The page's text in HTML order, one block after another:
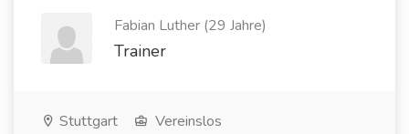
Fabian Luther (29 Jahre)
Trainer
Stuttgart Vereinslos